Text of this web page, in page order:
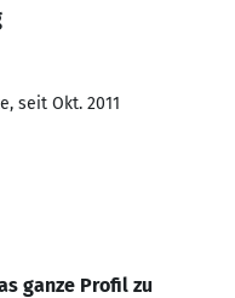
seit Okt. 2011
ganze Profil zu